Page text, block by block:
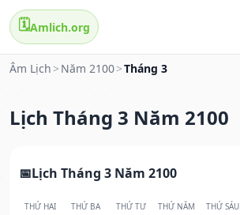
🗓️Amlich.org
Âm Lịch > Năm 2100>Tháng 3
Lịch Tháng 3 Năm 2100
Lịch Tháng 3 Năm 2100
THỨ HAI THỨ BA THỨ TƯ THỨ NĂM THỨ SÁU